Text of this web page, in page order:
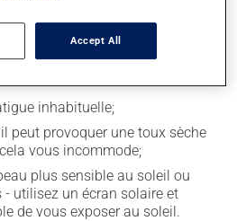
de tête;
- levez-vous
inhabituelle;
peut provoquer une toux sèche
vous incommode;
plus sensible au soleil ou
utilisez un écran solaire et
de vous exposer au soleil.
Accept All